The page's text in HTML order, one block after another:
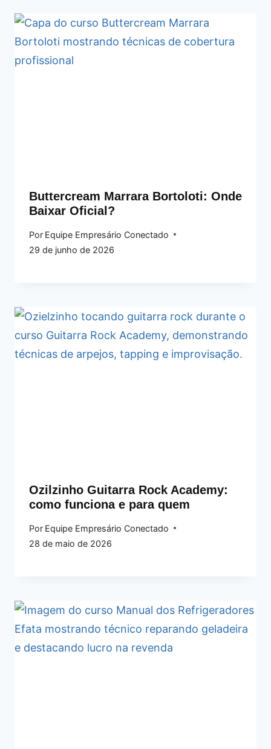
Buttercream Marrara Bortoloti: Onde
Baixar Oficial?
Por Equipe Empresário Conectado
29 de junho de 2026
Ozilzinho Guitarra Rock Academy:
como funciona e para quem
Por Equipe Empresário Conectado
28 de maio de 2026